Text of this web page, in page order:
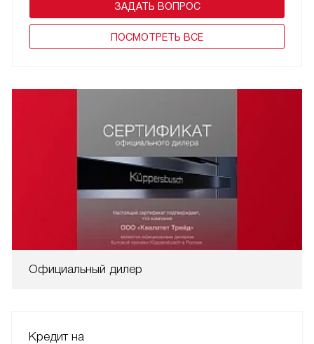
ЗАДАТЬ ВОПРОС
ПОCМОТРЕТЬ ВСЕ
Официальный дилер
Кредит на